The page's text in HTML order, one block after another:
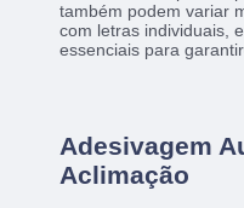
também podem variar
com letras individuais,
essenciais para
Adesivagem
Aclimação